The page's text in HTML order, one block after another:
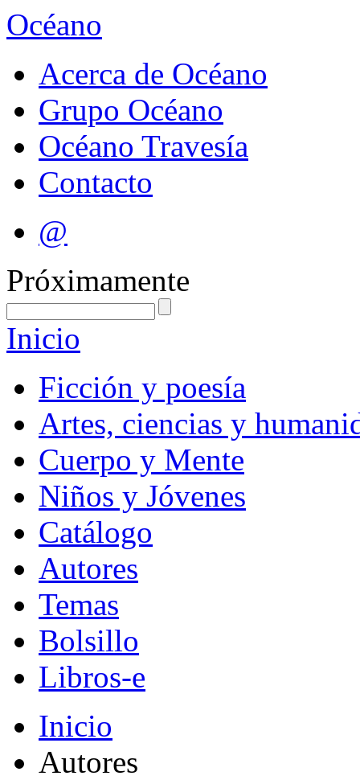
Océano
Acerca de Océano
Grupo Océano
Océano Travesía
Contacto
@
Próximamente
Inicio
Ficción y poesía
Artes, ciencias y
Cuerpo y Mente
Niños y Jóvenes
Catálogo
Autores
Temas
Bolsillo
Libros-e
Inicio
Autores